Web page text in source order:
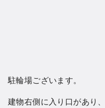
駐輪場ございます。
建物右側に入り口があり